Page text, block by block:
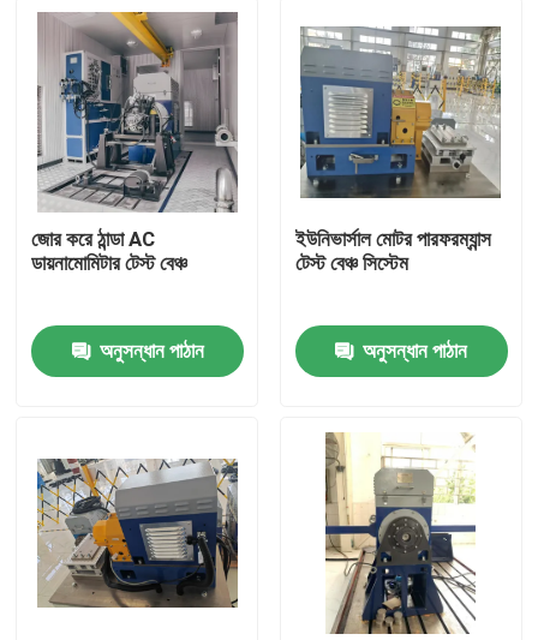
আমাদের সম্বন্ধে
কারখানা ভ্রমণ
জোর করে ঠান্ডা AC
ডায়নামোমিটার টেস্ট বেঞ্চ
অনুসন্ধান পাঠান
ইউনিভার্সাল মোটর পারফরম্যান্স
টেস্ট বেঞ্চ সিস্টেম
অনুসন্ধান পাঠান